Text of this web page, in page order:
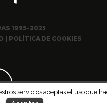
1995-2023
| POLÍTICA DE COOKIES
servicios aceptas el uso que